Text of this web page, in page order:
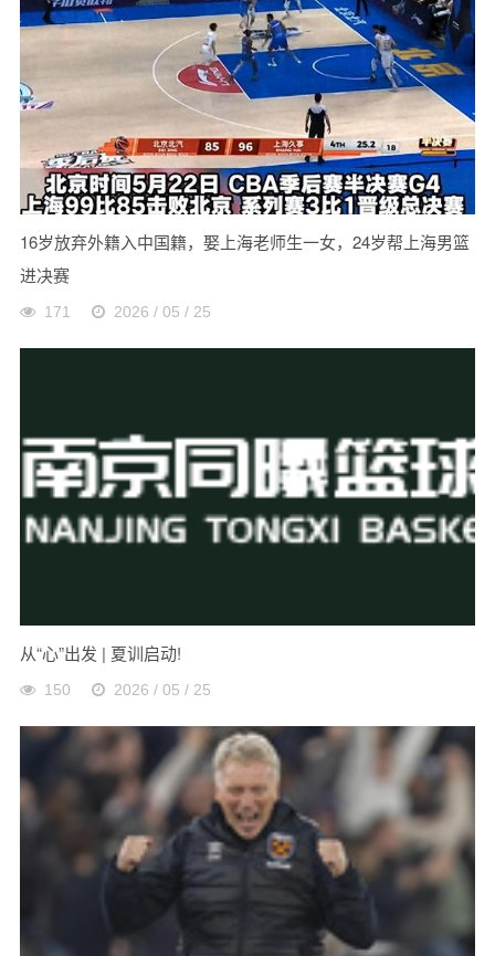
16岁放弃外籍入中国籍，娶上海老师生一女，24岁帮上海男篮
进决赛
171 2026 / 05 / 25
从“心”出发 | 夏训启动!
150 2026 / 05 / 25